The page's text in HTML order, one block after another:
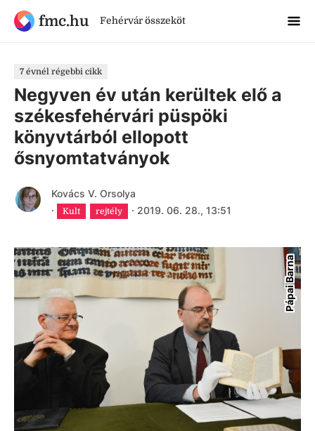
fmc.hu Fehérvár összeköt
7 évnél régebbi cikk
Negyven év után kerültek elő a
székesfehérvári püspöki
könyvtárból ellopott
ősnyomtatványok
Kovács V. Orsolya
·
Kult rejtély · 2019. 06. 28., 13:51
Pápai Barna